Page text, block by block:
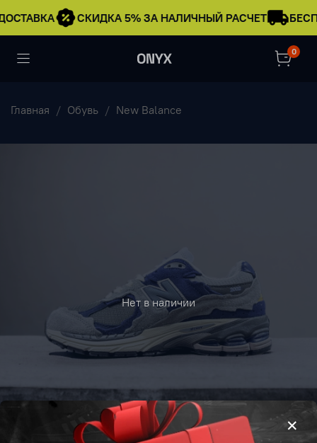
СКИДКА 5% ЗА НАЛИЧНЫЙ РАСЧЕТ
0
Главная Обувь New Balance
Нет в наличии